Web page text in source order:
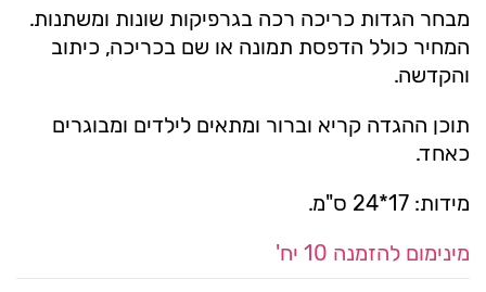
מבחר הגדות כריכה רכה בגרפיקות שונות ומשתנות.
המחיר כולל הדפסת תמונה או שם בכריכה, כיתוב
והקדשה.
תוכן ההגדה קריא וברור ומתאים לילדים ומבוגרים
כאחד.
מידות: 17*24 ס"מ.
מינימום להזמנה 10 יח'